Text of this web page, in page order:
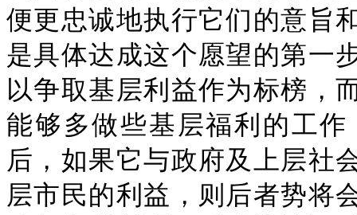
便更忠诚地执行它们的意旨
是具体达成这个愿望的第一
以争取基层利益作为标榜，
能够多做些基层福利的工
后，如果它与政府及上层社
层市民的利益，则后者势将